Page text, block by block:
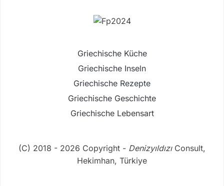
Griechische Küche
Griechische Inseln
Griechische Rezepte
Griechische Geschichte
Griechische Lebensart
(C) 2018 - 2026 Copyright - DenizyıldızıConsult,
Hekimhan, Türkiye